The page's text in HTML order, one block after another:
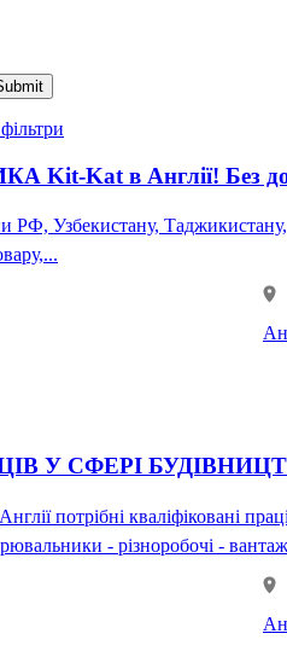
Kat в Англії! Без
Вік від 20 до 60 років 💯 Проживання, харчування, переліт — за рахунок
товару,...
У СФЕРІ
працівники у сфері будівництва ❗️👨‍🏭 Потрібні: -